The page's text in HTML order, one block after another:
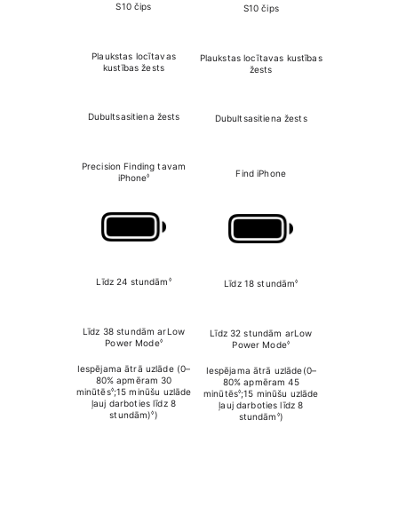
S10 čips
Plaukstas locītavas
kustības žests
Dubultsasitiena žests
Precision Finding tavam
iPhone◊
Līdz 24 stundām ◊
Līdz 38 stundām arLow
Power Mode◊
Iespējama ātrā uzlāde(0–
80% apmēram 30
minūtēs◊;15 minūšu uzlāde
ļauj darboties līdz 8
stundām)◊)
S10 čips
Plaukstas locītavas kustības
žests
Dubultsasitiena žests
Find iPhone
Līdz 18 stundām◊
Līdz 32 stundām arLow
Power Mode◊
Iespējama ātrā uzlāde(0–
80% apmēram 45
minūtēs◊;15 minūšu uzlāde
ļauj darboties līdz 8
stundām ◊)